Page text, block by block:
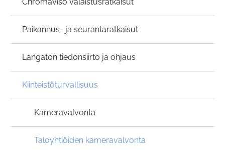
Chromaviso valaistusratkaisut
Paikannus- ja seurantaratkaisut
Langaton tiedonsiirto ja ohjaus
Kiinteistöturvallisuus
Kameravalvonta
Taloyhtiöiden kameravalvonta